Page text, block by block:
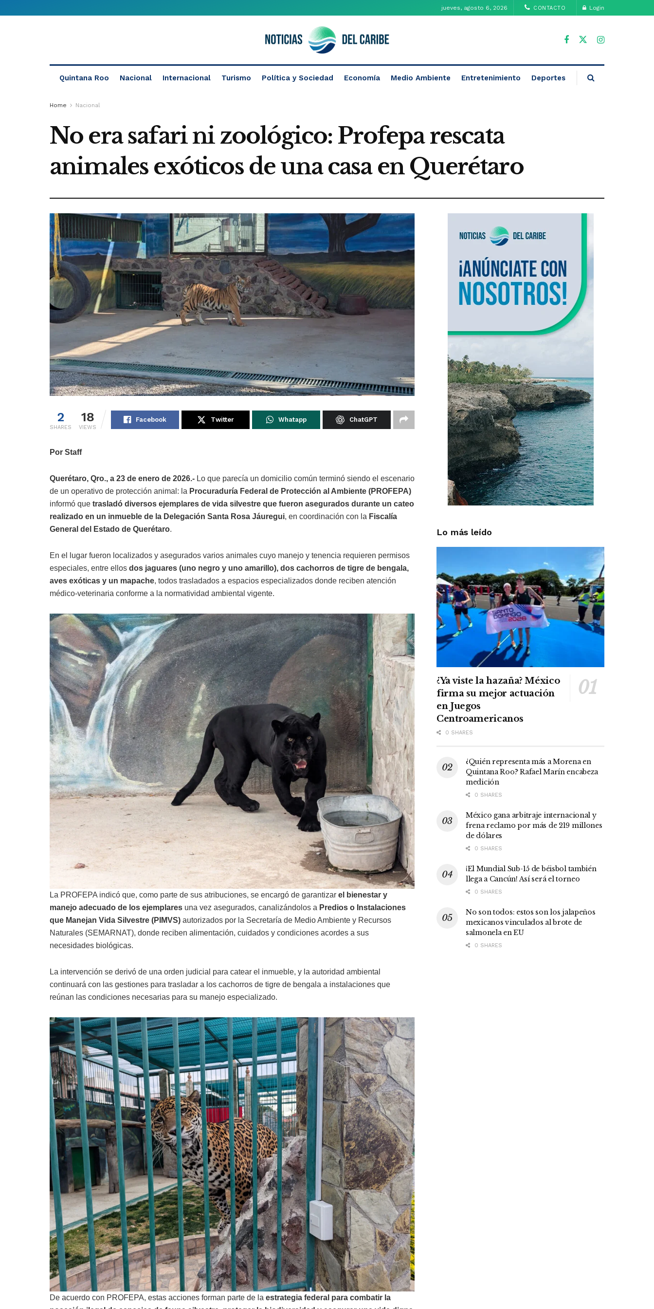
jueves, agosto 6, 2026 CONTACTO Login
Quintana Roo Nacional Internacional Turismo Política y Sociedad Economía Medio Ambiente Entretenimiento Deportes
Home Nacional
No era safari ni zoológico: Profepa rescata
animales exóticos de una casa en Querétaro
2
SHARES
18
VIEWS
Facebook Twitter Whatapp ChatGPT
Por Staff
Querétaro, Qro., a 23 de enero de 2026.- Lo que parecía un domicilio común terminó siendo el escenario
de un operativo de protección animal: la Procuraduría Federal de Protección al Ambiente (PROFEPA)
informó que trasladó diversos ejemplares de vida silvestre que fueron asegurados durante un cateo
realizado en un inmueble de la Delegación Santa Rosa Jáuregui, en coordinación con la Fiscalía
General del Estado de Querétaro.
En el lugar fueron localizados y asegurados varios animales cuyo manejo y tenencia requieren permisos
especiales, entre ellos dos jaguares (uno negro y uno amarillo), dos cachorros de tigre de bengala,
aves exóticas y un mapache, todos trasladados a espacios especializados donde reciben atención
médico-veterinaria conforme a la normatividad ambiental vigente.
La PROFEPA indicó que, como parte de sus atribuciones, se encargó de garantizar el bienestar y
manejo adecuado de los ejemplares una vez asegurados, canalizándolos a Predios o Instalaciones
que Manejan Vida Silvestre (PIMVS) autorizados por la Secretaría de Medio Ambiente y Recursos
Naturales (SEMARNAT), donde reciben alimentación, cuidados y condiciones acordes a sus
necesidades biológicas.
La intervención se derivó de una orden judicial para catear el inmueble, y la autoridad ambiental
continuará con las gestiones para trasladar a los cachorros de tigre de bengala a instalaciones que
reúnan las condiciones necesarias para su manejo especializado.
De acuerdo con PROFEPA, estas acciones forman parte de la estrategia federal para combatir la
Lo más leído
¿Ya viste la hazaña? México
firma su mejor actuación
en Juegos
Centroamericanos
0 SHARES
¿Quién representa más a Morena en
Quintana Roo? Rafael Marín encabeza
medición
0 SHARES
México gana arbitraje internacional y
frena reclamo por más de 219 millones
de dólares
0 SHARES
¡El Mundial Sub-15 de béisbol también
llega a Cancún! Así será el torneo
0 SHARES
No son todos: estos son los jalapeños
mexicanos vinculados al brote de
salmonela en EU
0 SHARES